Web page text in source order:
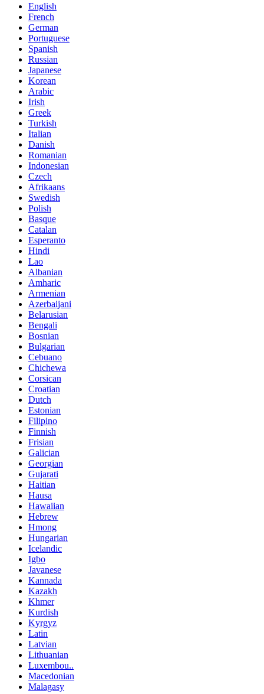
English
French
German
Portuguese
Spanish
Russian
Japanese
Korean
Arabic
Irish
Greek
Turkish
Italian
Danish
Romanian
Indonesian
Czech
Afrikaans
Swedish
Polish
Basque
Catalan
Esperanto
Hindi
Lao
Albanian
Amharic
Armenian
Azerbaijani
Belarusian
Bengali
Bosnian
Bulgarian
Cebuano
Chichewa
Corsican
Croatian
Dutch
Estonian
Filipino
Finnish
Frisian
Galician
Georgian
Gujarati
Haitian
Hausa
Hawaiian
Hebrew
Hmong
Hungarian
Icelandic
Igbo
Javanese
Kannada
Kazakh
Khmer
Kurdish
Kyrgyz
Latin
Latvian
Lithuanian
Luxembou..
Macedonian
Malagasy